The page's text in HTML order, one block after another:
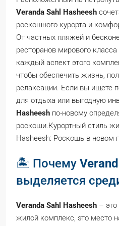
Veranda Sahl Hasheesh
роскошного курорта и
От частных пляжей и
ресторанов мирового
каждый аспект этого
чтобы обеспечить жизнь,
релаксации. Если вы ищете
для отдыха или выгодную
Hasheesh по-новому
роскоши.Курортный стиль
Hasheesh: Роскошь в новом
🏝️ Почему
выделяется
Veranda Sahl Hasheesh –
жилой комплекс, это место